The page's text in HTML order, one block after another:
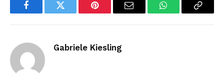
FacebookTwitter Pinterest Email WhatsAppCopy
Gabriele Kiesling